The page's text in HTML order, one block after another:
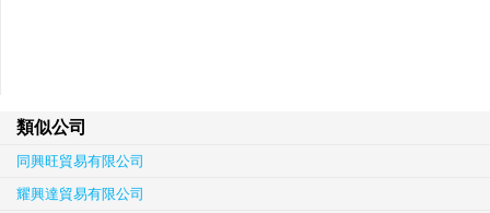
類似公司
同興旺貿易有限公司
耀興達貿易有限公司